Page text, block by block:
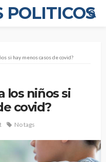
POLITICOS
si hay menos casos de covid?
los niños si
covid?
No tags